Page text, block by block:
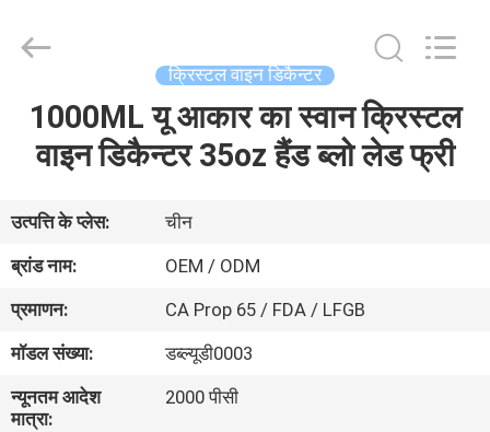
घर
वीडियो
हमारे
बारे
में
PRODUCTS
Reserved.
क्रिस्टल वाइन डिकैन्टर
1000ML यू आकार का स्वान क्रिस्टल
वाइन डिकैन्टर 35oz हैंड ब्लो लेड फ्री
उत्पत्ति के प्लेस:
चीन
ब्रांड नाम:
OEM / ODM
प्रमाणन:
CA Prop 65 / FDA / LFGB
मॉडल संख्या:
डब्ल्यूडी0003
न्यूनतम आदेश
मात्रा:
2000 पीसी